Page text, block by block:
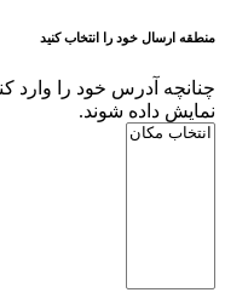
منطقه ارسال خود را انتخاب کنید
چنانچه آدرس خود را وارد
نمایش داده شوند.